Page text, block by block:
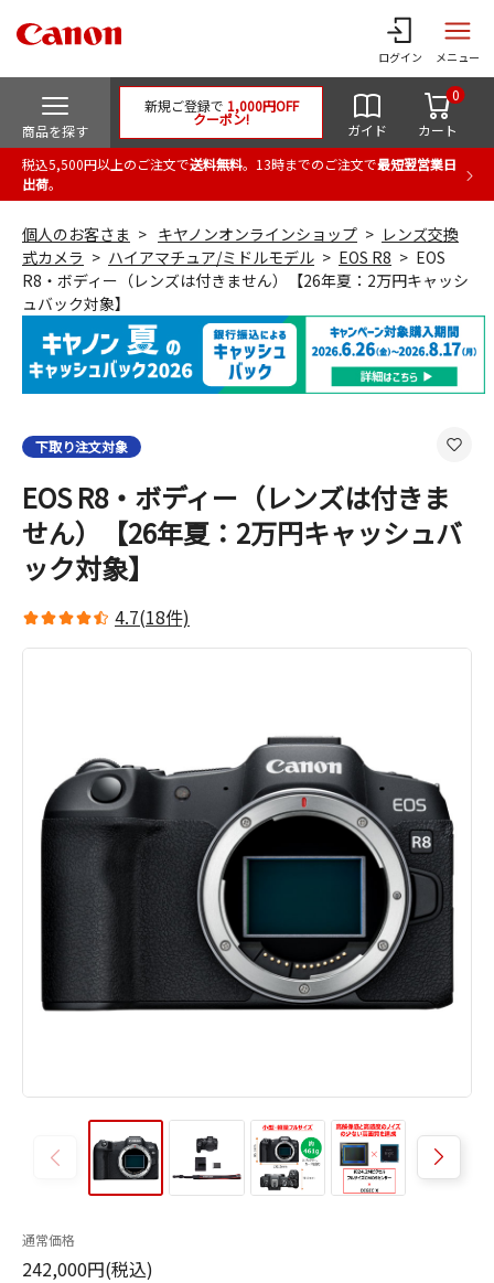
ログイン メニュー
商品を探す
新規ご登録で 1,000円OFF
クーポン!
ガイド カート
0
税込5,500円以上のご注文で送料無料。13時までのご注文で最短翌営業日
出荷。
個人のお客さま キヤノンオンラインショップ
レンズ交換
式カメラ
ハイアマチュア/ミドルモデル EOS R8
EOS
R8・ボディー（レンズは付きません）【26年夏：2万円キャッシ
ュバック対象】
下取り注文対象
EOS R8・ボディー（レンズは付きま
せん）【26年夏：2万円キャッシュバ
ック対象】
4.7(18件)
通常価格
242,000円(税込)